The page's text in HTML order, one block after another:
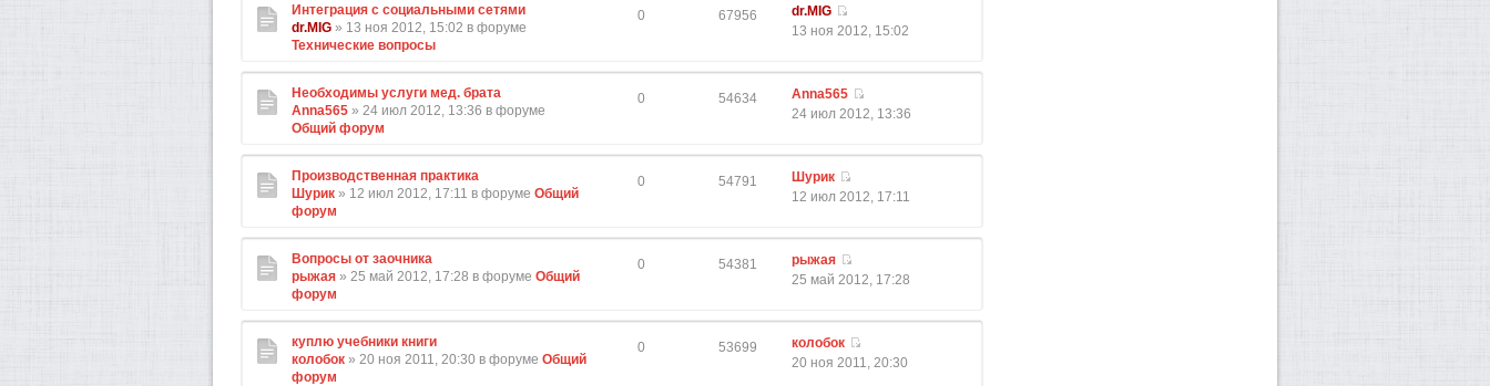
Интеграция с социальными сетями
dr.MIG » 13 ноя 2012, 15:02 в форуме
Технические вопросы
0 67956
dr.MIG
13 ноя 2012, 15:02
Необходимы услуги мед. брата
Anna565 » 24 июл 2012, 13:36 в форуме
Общий форум
0 54634
Anna565
24 июл 2012, 13:36
Производственная практика
Шурик » 12 июл 2012, 17:11 в форуме Общий
форум
0 54791
Шурик
12 июл 2012, 17:11
Вопросы от заочника
рыжая » 25 май 2012, 17:28 в форуме Общий
форум
0 54381
рыжая
25 май 2012, 17:28
куплю учебники книги
колобок » 20 ноя 2011, 20:30 в форуме Общий
форум
0 53699
колобок
20 ноя 2011, 20:30